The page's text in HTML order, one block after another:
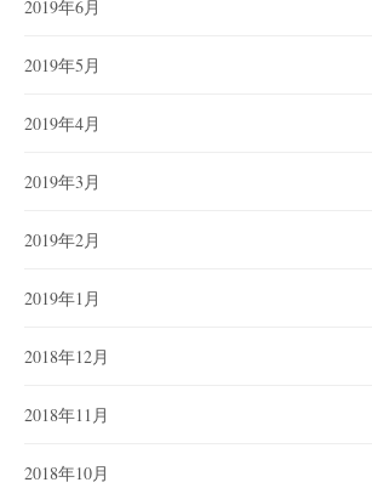
2019年6月
2019年5月
2019年4月
2019年3月
2019年2月
2019年1月
2018年12月
2018年11月
2018年10月